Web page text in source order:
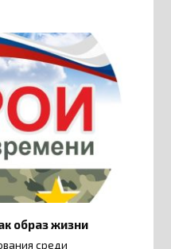
образ жизни
среди